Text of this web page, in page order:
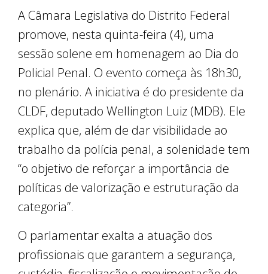
A Câmara Legislativa do Distrito Federal
promove, nesta quinta-feira (4), uma
sessão solene em homenagem ao Dia do
Policial Penal. O evento começa às 18h30,
no plenário. A iniciativa é do presidente da
CLDF, deputado Wellington Luiz (MDB). Ele
explica que, além de dar visibilidade ao
trabalho da polícia penal, a solenidade tem
“o objetivo de reforçar a importância de
políticas de valorização e estruturação da
categoria”.
O parlamentar exalta a atuação dos
profissionais que garantem a segurança,